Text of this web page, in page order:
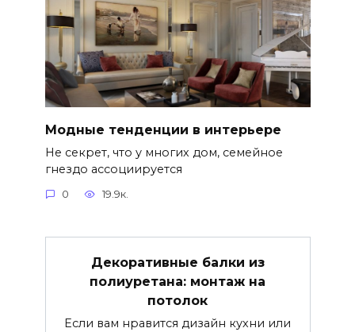
Модные тенденции в интерьере
Не секрет, что у многих дом, семейное
гнездо ассоциируется
0 19.9к.
Декоративные балки из
полиуретана: монтаж на
потолок
Если вам нравится дизайн кухни или